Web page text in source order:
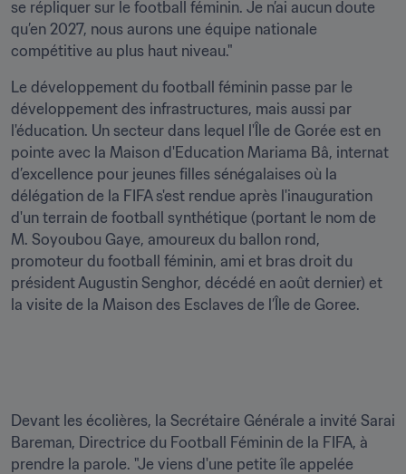
se répliquer sur le football féminin. Je n’ai aucun doute
qu’en 2027, nous aurons une équipe nationale
compétitive au plus haut niveau."
Le développement du football féminin passe par le
développement des infrastructures, mais aussi par
l'éducation. Un secteur dans lequel l'Île de Gorée est en
pointe avec la Maison d'Education Mariama Bâ, internat
d’excellence pour jeunes filles sénégalaises où la
délégation de la FIFA s'est rendue après l'inauguration
d'un terrain de football synthétique (portant le nom de
M. Soyoubou Gaye, amoureux du ballon rond,
promoteur du football féminin, ami et bras droit du
président Augustin Senghor, décédé en août dernier) et
la visite de la Maison des Esclaves de l’Île de Goree.
Devant les écolières, la Secrétaire Générale a invité Sarai
Bareman, Directrice du Football Féminin de la FIFA, à
prendre la parole. "Je viens d'une petite île appelée